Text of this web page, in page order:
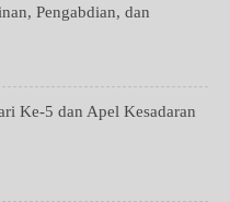
Pengabdian, dan
Ke-5 dan Apel Kesadaran